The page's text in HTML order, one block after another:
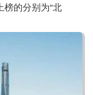
榜的分别为“北